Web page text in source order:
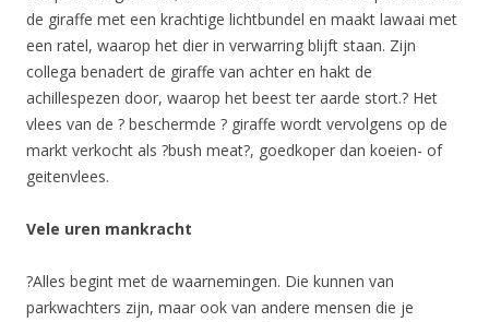
de giraffe met een krachtige lichtbundel en maakt lawaai met
een ratel, waarop het dier in verwarring blijft staan. Zijn
collega benadert de giraffe van achter en hakt de
achillespezen door, waarop het beest ter aarde stort.? Het
vlees van de ? beschermde ? giraffe wordt vervolgens op de
markt verkocht als ?bush meat?, goedkoper dan koeien- of
geitenvlees.
Vele uren mankracht
?Alles begint met de waarnemingen. Die kunnen van
parkwachters zijn, maar ook van andere mensen die je